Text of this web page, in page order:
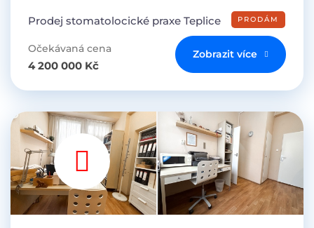
Prodej stomatolocické praxe Teplice PRODÁM
Očekávaná cena
4 200 000 Kč
Zobrazit více